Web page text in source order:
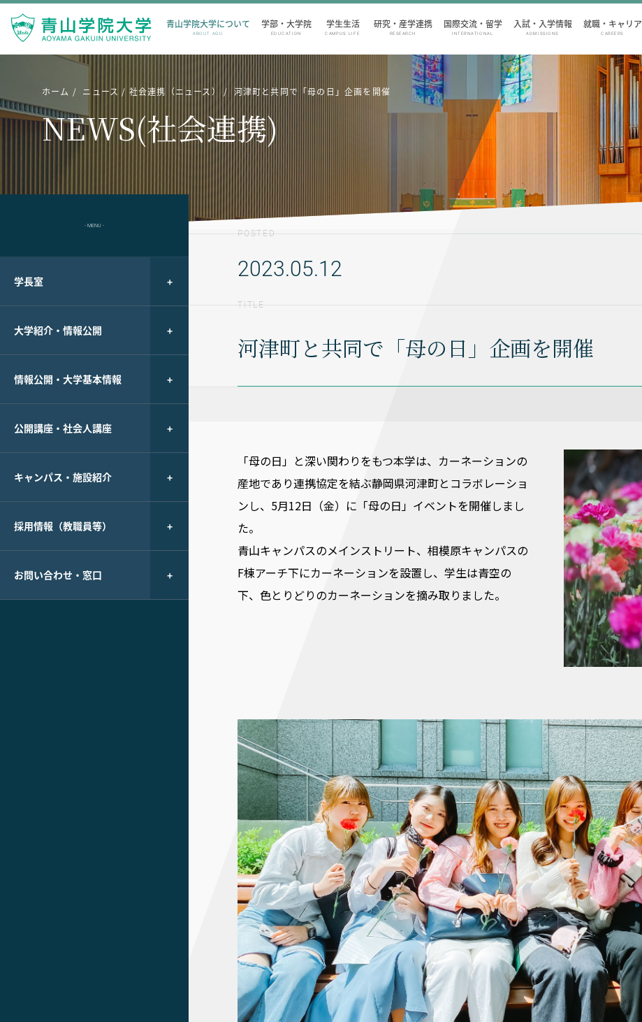
青山学院大学について
ABOUT AGU
学部・大学院
EDUCATION
学生生活
CAMPUS LIFE
研究・産学連携
RESEARCH
国際交流・留学
INTERNATIONAL
入試・入学情報
ADMISSIONS
就職・キャリア
CAREERS
ホーム ニュース 社会連携（ニュース） 河津町と共同で「母の日」企画を開催
NEWS(社会連携)
- MENU -
学長室
大学紹介・情報公開
情報公開・大学基本情報
公開講座・社会人講座
キャンパス・施設紹介
採用情報（教職員等）
お問い合わせ・窓口
POSTED
2023.05.12
TITLE
河津町と共同で「母の日」企画を開催
「母の日」と深い関わりをもつ本学は、カーネーションの
産地であり連携協定を結ぶ静岡県河津町とコラボレーショ
ンし、5月12日（金）に「母の日」イベントを開催しまし
た。
青山キャンパスのメインストリート、相模原キャンパスの
F棟アーチ下にカーネーションを設置し、学生は青空の
下、色とりどりのカーネーションを摘み取りました。